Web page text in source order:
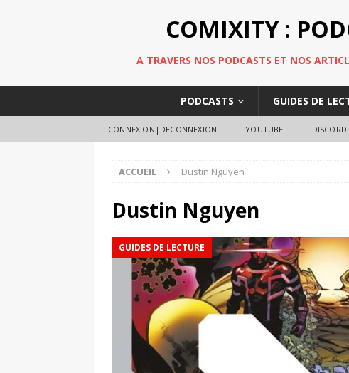
COMIXITY :
A TRAVERS NOS PODCASTS ET NOS
PODCASTS GUIDES DE
CONNEXION|DECONNEXION YOUTUBE
ACCUEIL Dustin Nguyen
Dustin Nguyen
GUIDES DE LECTURE